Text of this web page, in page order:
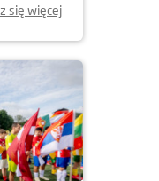
się więcej